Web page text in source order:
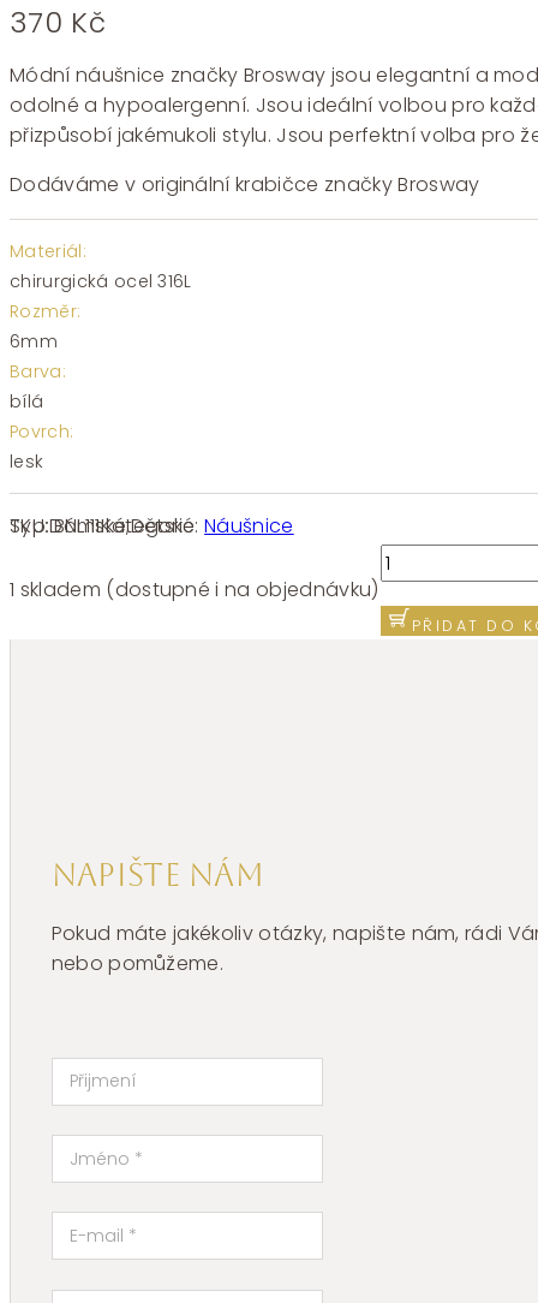
370 Kč
Módní náušnice značky Brosway jsou elegantní a
odolné a hypoalergenní. Jsou ideální volbou pro
přizpůsobí jakémukoli stylu. Jsou perfektní volba pro
Dodáváme v originální krabičce značky Brosway
Materiál:
chirurgická ocel 316L
Rozměr:
6mm
Barva:
bílá
Povrch:
lesk
SKU:BNL111Kategorie:Náušnice
Typ:Dámské,Dětské
1 skladem (dostupné i na objednávku)
Náušnice
chirurgická
ocel
Brosway
PŘIDAT DO
Napište nám
Pokud máte jakékoliv otázky, napište nám, rádi
nebo pomůžeme.